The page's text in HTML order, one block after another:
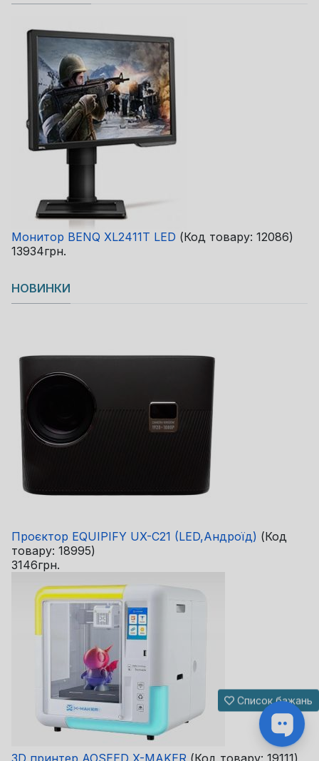
JoomShopping Download & Support
Монитор BENQ XL2411T LED (Код товару: 12086)
13934грн.
НОВИНКИ
Проєктор EQUIPIFY UX-C21 (LED,Андроїд) (Код
товару: 18995)
3146грн.
3D принтер AOSEED X-MAKER (Код товару: 19111)
Список бажань